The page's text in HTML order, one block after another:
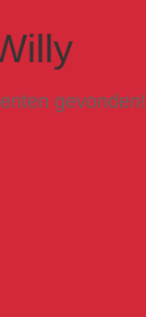
gevonden!